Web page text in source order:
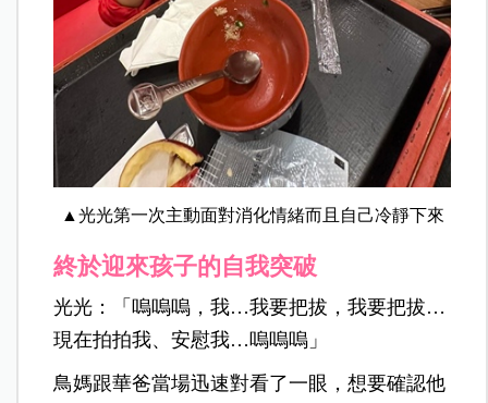
▲光光第一次主動面對消化情緒而且自己冷靜下來
終於迎來孩子的自我突破
光光：「嗚嗚嗚，我…我要把拔，我要把拔…
現在拍拍我、安慰我…嗚嗚嗚」
鳥媽跟華爸當場迅速對看了一眼，想要確認他